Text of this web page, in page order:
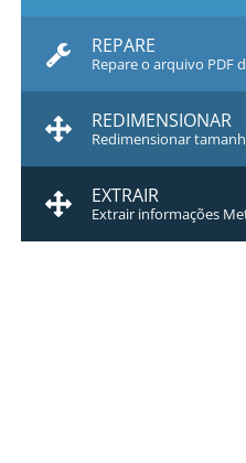
REPARE
Repare o arquivo PDF
REDIMENSIONAR
Redimensionar
EXTRAIR
Extrair informações